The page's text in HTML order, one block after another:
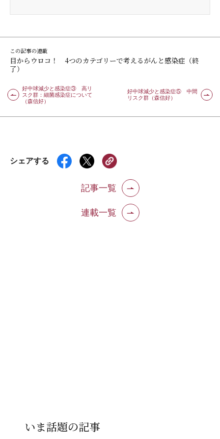
この記事の連載
目からウロコ！ 4つのカテゴリーで考えるがんと感染症（終
了）
好中球減少と感染症③ 高リ
スク群：細菌感染症について
（森信好）
好中球減少と感染症⑤ 中間
リスク群（森信好）
シェアする
記事一覧
連載一覧
いま話題の記事